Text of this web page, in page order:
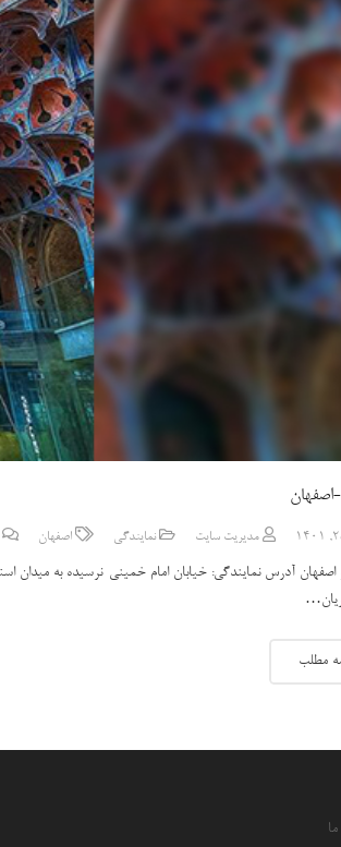
اصفهان
مدیریت سایت نمایندگی اصفهان
مطلب